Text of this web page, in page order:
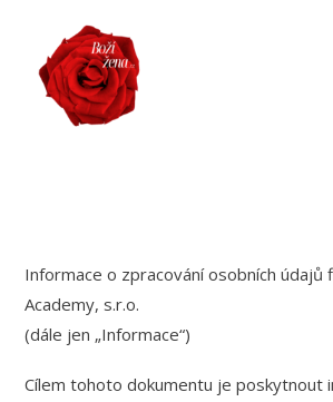
Informace o zpracování osobních údajů
Academy, s.r.o.
(dále jen „Informace“)
Cílem tohoto dokumentu je poskytnout